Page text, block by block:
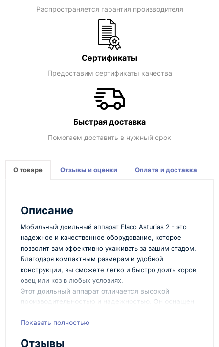
Распространяется гарантия производителя
Сертификаты
Предоставим сертификаты качества
Быстрая доставка
Помогаем доставить в нужный срок
О товаре Отзывы и оценки Оплата и доставка
Описание
Мобильный доильный аппарат Flaco Asturias 2 - это
надежное и качественное оборудование, которое
позволит вам эффективно ухаживать за вашим стадом.
Благодаря компактным размерам и удобной
конструкции, вы сможете легко и быстро доить коров,
овец или коз в любых условиях.
Этот доильный аппарат отличается высокой
производительностью и надежностью. Он оснащен
обеспечивают мягкое и комфортное доение
Благодаря использованию качественных
Показать полностью
Отзывы